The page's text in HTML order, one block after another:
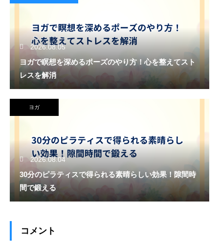
2026.08.05
ヨガで瞑想を深めるポーズのやり方！心を整えてスト
レスを解消
ヨガ
2026.08.04
30分のピラティスで得られる素晴らしい効果！隙間時
間で鍛える
コメント